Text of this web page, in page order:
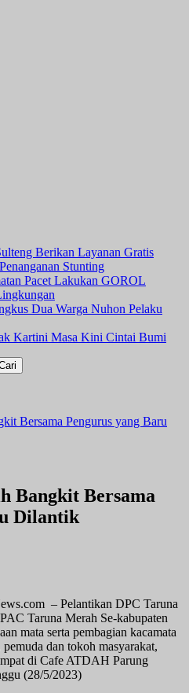
Berikan Layanan Gratis
Stunting
Pacet Lakukan GOROL
Dua Warga Nuhon Pelaku
Kartini Masa Kini Cintai Bumi
Bersama Pengurus yang Baru
Bangkit Bersama
Dilantik
– Pelantikan DPC Taruna
Taruna Merah Se-kabupaten
mata serta pembagian kacamata
dan tokoh masyarakat,
di Cafe ATDAH Parung
(28/5/2023)